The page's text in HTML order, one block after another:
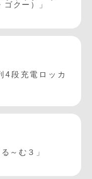
クー）」
段充電ロッカ
～む３」